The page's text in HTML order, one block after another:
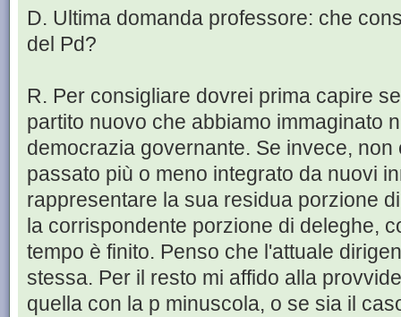
D. Ultima domanda professore: che
del Pd?
R. Per consigliare dovrei prima capire
partito nuovo che abbiamo immaginato
democrazia governante. Se invece,
passato più o meno integrato da nuovi
rappresentare la sua residua porzione
la corrispondente porzione di deleghe,
tempo è finito. Penso che l'attuale
stessa. Per il resto mi affido alla
quella con la p minuscola, o se sia il